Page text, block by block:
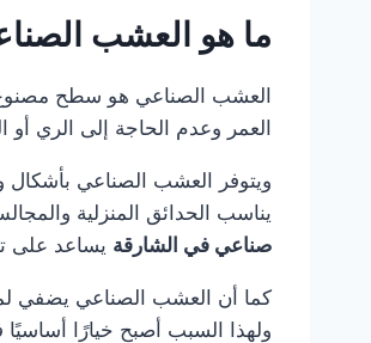
ما هو العشب
العشب الصناعي هو سطح مصنوع
العمر وعدم الحاجة إلى الري أو
ويتوفر العشب الصناعي
يناسب الحدائق المنزلية
صناعي في الشارقة يساعد على
كما أن العشب الصناعي يضفي
ولهذا السبب أصبح خيارًا